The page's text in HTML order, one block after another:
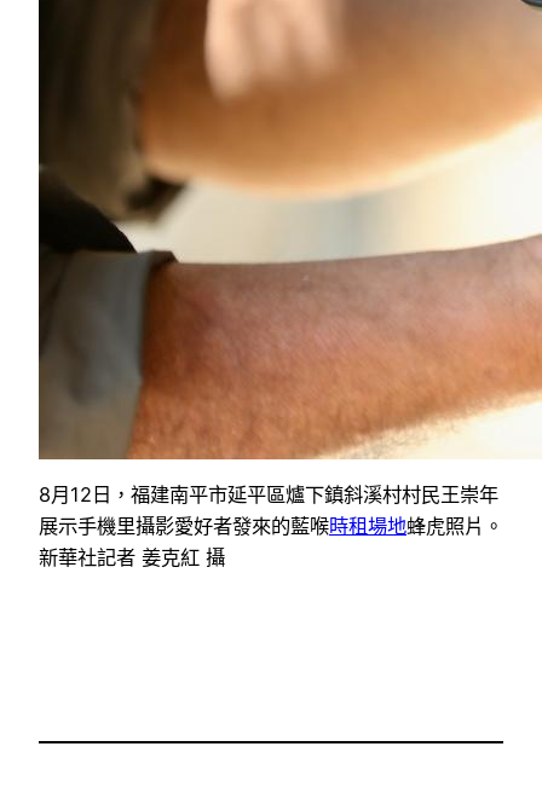
8月12日，福建南平市延平區爐下鎮斜溪村村民王崇年
展示手機里攝影愛好者發來的藍喉時租場地蜂虎照片。
新華社記者 姜克紅 攝